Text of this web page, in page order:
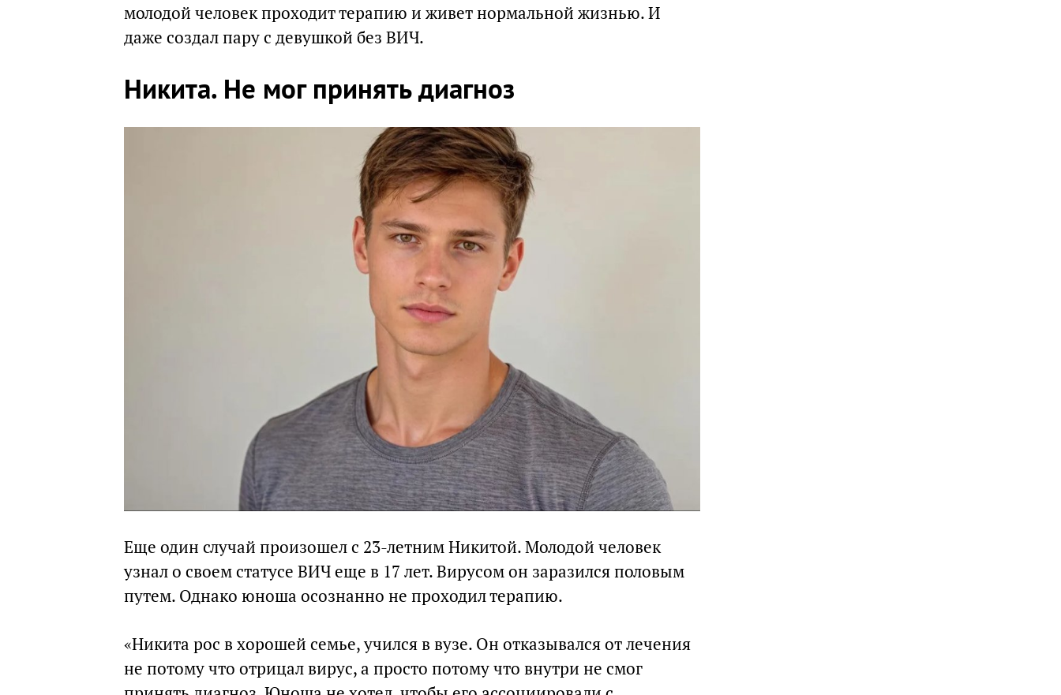
молодой человек проходит терапию и живет нормальной жизнью. И
даже создал пару с девушкой без ВИЧ.
Никита. Не мог принять диагноз
Еще один случай произошел с 23-летним Никитой. Молодой человек
узнал о своем статусе ВИЧ еще в 17 лет. Вирусом он заразился половым
путем. Однако юноша осознанно не проходил терапию.
«Никита рос в хорошей семье, учился в вузе. Он отказывался от лечения
не потому что отрицал вирус, а просто потому что внутри не смог